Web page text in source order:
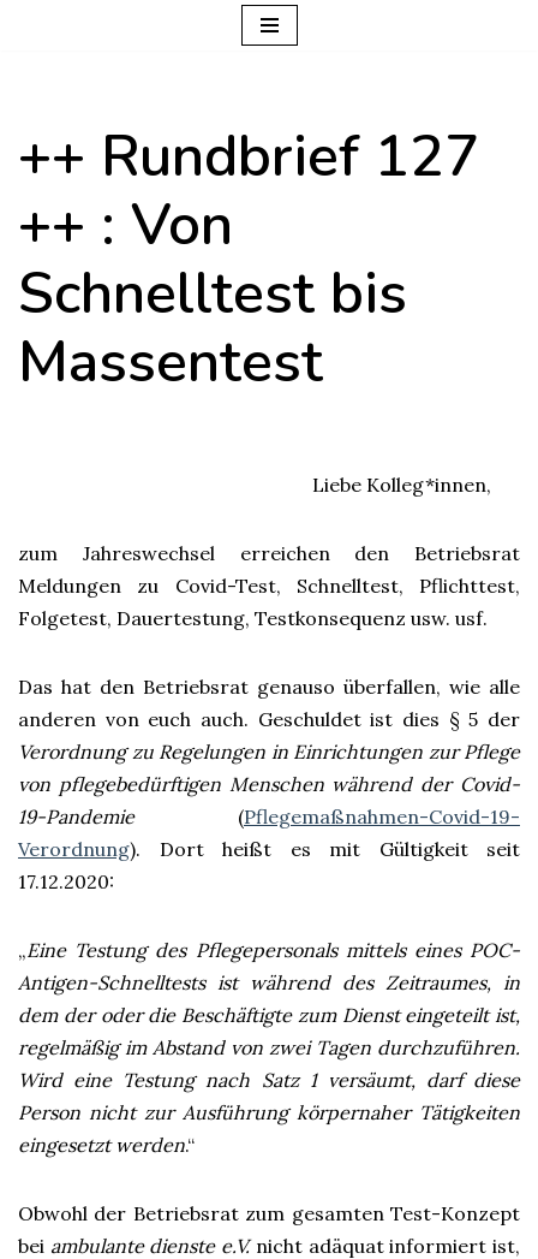
++ Rundbrief 127
++ : Von
Schnelltest bis
Massentest
Liebe Kolleg*innen,
zum Jahreswechsel erreichen den Betriebsrat
Meldungen zu Covid-Test, Schnelltest, Pflichttest,
Folgetest, Dauertestung, Testkonsequenz usw. usf.
Das hat den Betriebsrat genauso überfallen, wie alle
anderen von euch auch. Geschuldet ist dies § 5 der
Verordnung zu Regelungen in Einrichtungen zur Pflege
von pflegebedürftigen Menschen während der Covid-
19-Pandemie(Pflegemaßnahmen-Covid-19-
Verordnung). Dort heißt es mit Gültigkeit seit
17.12.2020:
„Eine Testung des Pflegepersonals mittels eines POC-
Antigen-Schnelltests ist während des Zeitraumes, in
dem der oder die Beschäftigte zum Dienst eingeteilt ist,
regelmäßig im Abstand von zwei Tagen durchzuführen.
Wird eine Testung nach Satz 1 versäumt, darf diese
Person nicht zur Ausführung körpernaher Tätigkeiten
eingesetzt werden.“
Obwohl der Betriebsrat zum gesamten Test-Konzept
bei ambulante dienste e.V.nicht adäquat informiert ist,